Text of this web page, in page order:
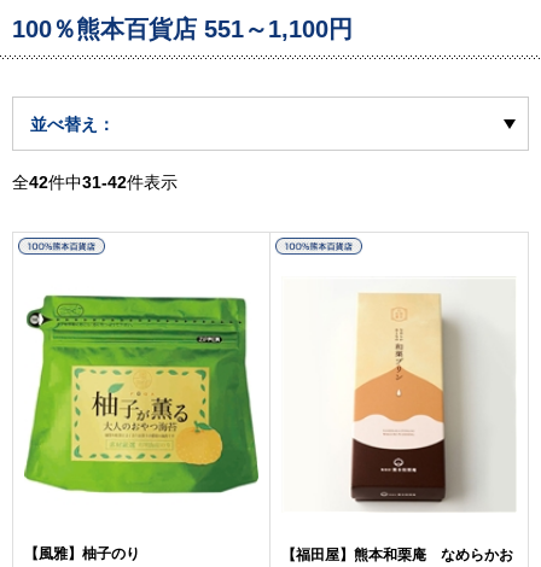
100％熊本百貨店 551～1,100円
並べ替え：
全42件中31-42件表示
【風雅】柚子のり
【福田屋】熊本和栗庵 なめらかお